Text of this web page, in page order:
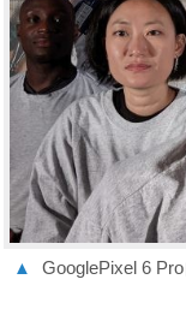
▲ GooglePixel 6